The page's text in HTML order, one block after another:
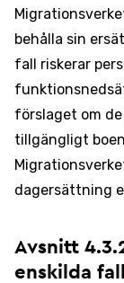
behålla sin
fall riskerar
förslaget om
tillgängligt
dagersättning
Avsnitt
enskilda fall